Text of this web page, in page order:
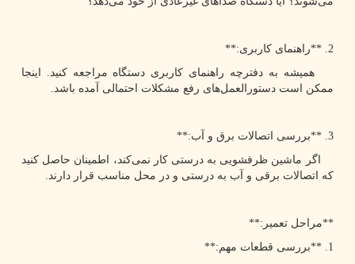
2. **راهنمای کاربری:**
همیشه به دفترچه راهنمای کاربری دستگاه مراجعه کنید. اینجا
ممکن است دستورالعمل‌های رفع مشکلات احتمالی آمده باشد.
3. **بررسی اتصالات برق و آب:**
اگر ماشین ظرفشویی به درستی کار نمی‌کند، اطمینان حاصل کنید
که اتصالات برقی و آب به درستی و در محل مناسب قرار دارند.
**مراحل تعمیر:**
1. **بررسی قطعات مهم:**